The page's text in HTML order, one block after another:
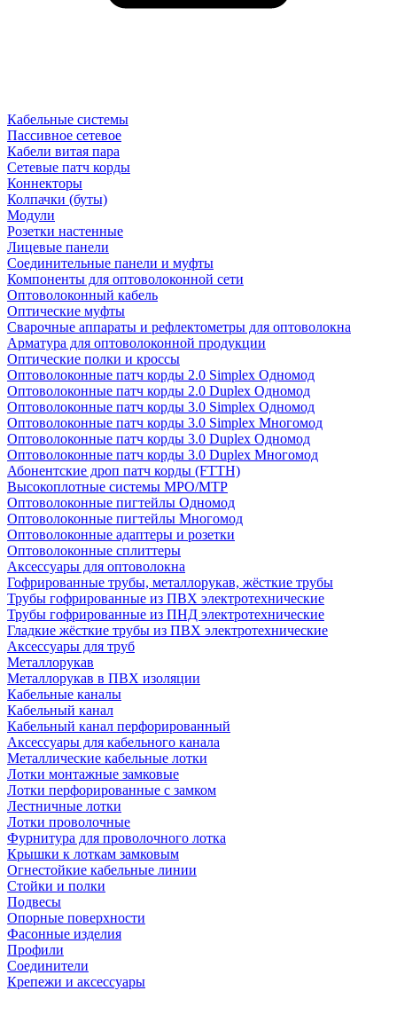
Кабельные системы
Пассивное сетевое
Кабели витая пара
Сетевые патч корды
Коннекторы
Колпачки (буты)
Модули
Розетки настенные
Лицевые панели
Соединительные панели и муфты
Компоненты для оптоволоконной сети
Оптоволоконный кабель
Оптические муфты
Сварочные аппараты и рефлектометры для оптоволокна
Арматура для оптоволоконной продукции
Оптические полки и кроссы
Оптоволоконные патч корды 2.0 Simplex Одномод
Оптоволоконные патч корды 2.0 Duplex Одномод
Оптоволоконные патч корды 3.0 Simplex Одномод
Оптоволоконные патч корды 3.0 Simplex Многомод
Оптоволоконные патч корды 3.0 Duplex Одномод
Оптоволоконные патч корды 3.0 Duplex Многомод
Абонентские дроп патч корды (FTTH)
Высокоплотные системы MPO/MTP
Оптоволоконные пигтейлы Одномод
Оптоволоконные пигтейлы Многомод
Оптоволоконные адаптеры и розетки
Оптоволоконные сплиттеры
Аксессуары для оптоволокна
Гофрированные трубы, металлорукав, жёсткие трубы
Трубы гофрированные из ПВХ электротехнические
Трубы гофрированные из ПНД электротехнические
Гладкие жёсткие трубы из ПВХ электротехнические
Аксессуары для труб
Металлорукав
Металлорукав в ПВХ изоляции
Кабельные каналы
Кабельный канал
Кабельный канал перфорированный
Аксессуары для кабельного канала
Металлические кабельные лотки
Лотки монтажные замковые
Лотки перфорированные с замком
Лестничные лотки
Лотки проволочные
Фурнитура для проволочного лотка
Крышки к лоткам замковым
Огнестойкие кабельные линии
Стойки и полки
Подвесы
Опорные поверхности
Фасонные изделия
Профили
Соединители
Крепежи и аксессуары